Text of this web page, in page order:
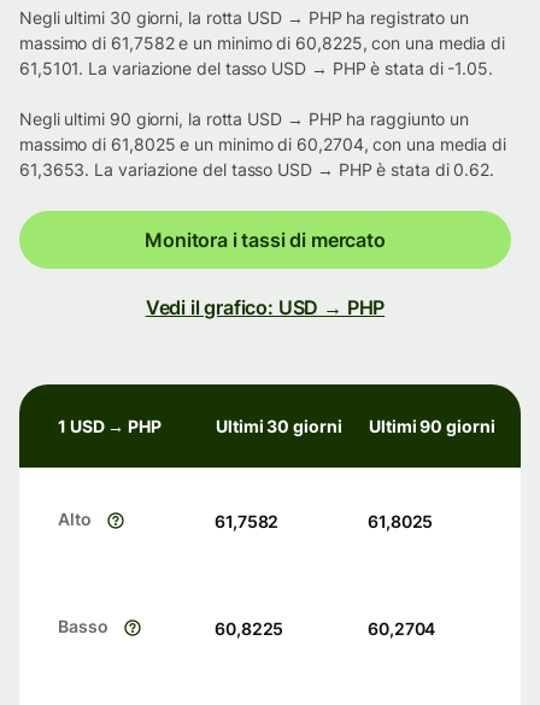
Negli ultimi 30 giorni, la rotta USD → PHP ha registrato un
massimo di 61,7582 e un minimo di 60,8225, con una media di
61,5101. La variazione del tasso USD → PHP è stata di -1.05.
Negli ultimi 90 giorni, la rotta USD → PHP ha raggiunto un
massimo di 61,8025 e un minimo di 60,2704, con una media di
61,3653. La variazione del tasso USD → PHP è stata di 0.62.
Monitora i tassi di mercato
Vedi il grafico: USD → PHP
1 USD → PHP Ultimi 30 giorni Ultimi 90 giorni
Alto 61,7582 61,8025
Basso 60,8225 60,2704